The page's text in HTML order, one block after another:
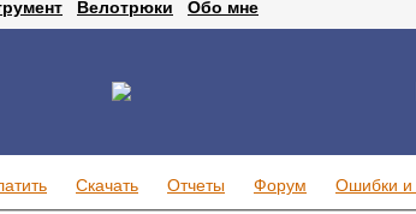
Велотрюки Обо мне
Скачать Отчеты Форум Ошибки и